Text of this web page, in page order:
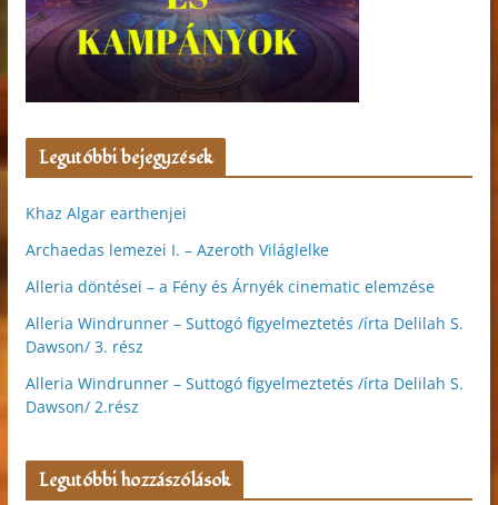
Legutóbbi bejegyzések
Khaz Algar earthenjei
Archaedas lemezei I. – Azeroth Világlelke
Alleria döntései – a Fény és Árnyék cinematic elemzése
Alleria Windrunner – Suttogó figyelmeztetés /írta Delilah S.
Dawson/ 3. rész
Alleria Windrunner – Suttogó figyelmeztetés /írta Delilah S.
Dawson/ 2.rész
Legutóbbi hozzászólások